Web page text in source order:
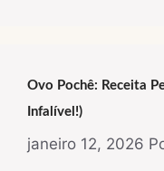
Ovo Pochê: Receita
Infalível!)
janeiro 12, 2026